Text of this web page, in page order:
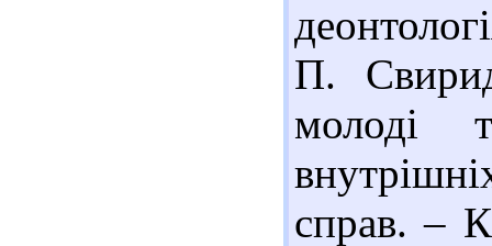
П.
молоді
справ. –